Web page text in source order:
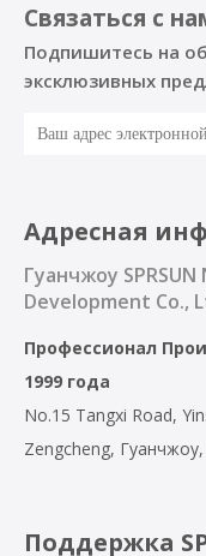
Связаться с
Подпишитесь на
эксклюзивных
Адресная
Гуанчжоу
Development Co.,
Профессионал
1999 года
No.15 Tangxi Road,
Zengcheng,
Поддержка